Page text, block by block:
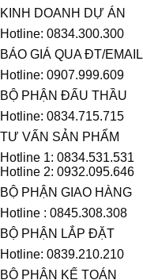
KINH DOANH DỰ ÁN
Hotline: 0834.300.300
BÁO GIÁ QUA ĐT/EMAIL
Hotline: 0907.999.609
BỘ PHẬN ĐẤU THẦU
Hotline: 0834.715.715
TƯ VẤN SẢN PHẨM
Hotline 1: 0834.531.531
Hotline 2: 0932.095.646
BỘ PHẬN GIAO HÀNG
Hotline : 0845.308.308
BỘ PHẬN LẮP ĐẶT
Hotline: 0839.210.210
BỘ PHẬN KẾ TOÁN